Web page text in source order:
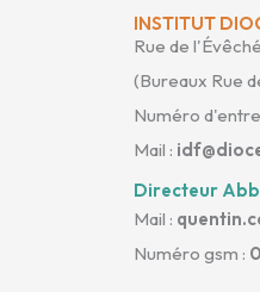
INSTITUT
Rue de
(Bureaux Rue
Numéro
Mail :
Directeur
Mail :
Numéro gsm :